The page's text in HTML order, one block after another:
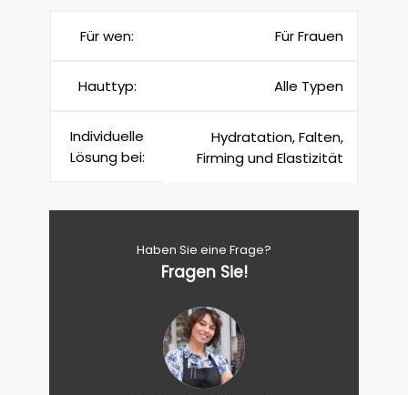
Für wen: Für Frauen
Hauttyp: Alle Typen
Individuelle
Lösung bei:
Hydratation, Falten,
Firming und Elastizität
Haben Sie eine Frage?
Fragen Sie!